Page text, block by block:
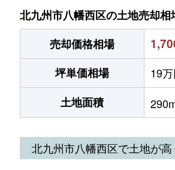
北九州市八幡西区の土地売却相
売却価格相場
坪単価相場
19
土地面積
北九州市八幡西区で土地が